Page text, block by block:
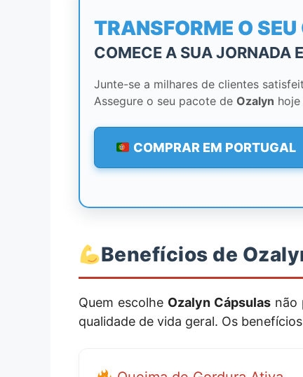
TRANSFORME O SEU
COMECE A SUA JORNADA
Junte-se a milhares de clientes
Assegure o seu pacote de Ozalyn hoje
COMPRAR EM PORTUGAL
Benefícios de
Quem escolhe Ozalyn Cápsulas não
qualidade de vida geral. Os